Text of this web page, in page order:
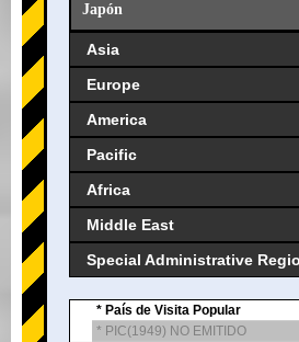
Japón
Asia
Europe
America
Pacific
Africa
Middle East
Special Administrative
* País de Visita Popular
* PIC(1949) NO EMITIDO